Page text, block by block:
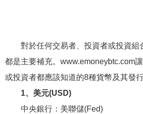
對於任何交易者、投資者或投資組
都是主要補充。www.emoneybtc.com
或投資者都應該知道的8種貨幣及其發行
1、美元(USD)
中央銀行：美聯儲(Fed)